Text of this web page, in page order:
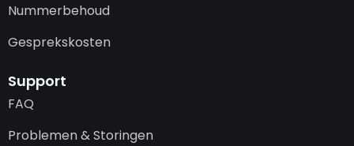
Nummerbehoud
Gesprekskosten
Support
FAQ
Problemen & Storingen